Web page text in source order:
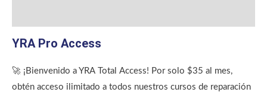
YRA Pro Access
🚀 ¡Bienvenido a YRA Total Access! Por solo $35 al mes,
obtén acceso ilimitado a todos nuestros cursos de reparación